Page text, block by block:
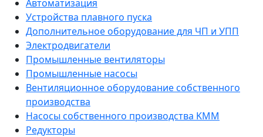
Автоматизация
Устройства плавного пуска
Дополнительное оборудование для ЧП и УПП
Электродвигатели
Промышленные вентиляторы
Промышленные насосы
Вентиляционное оборудование собственного
производства
Насосы собственного производства KMM
Редукторы